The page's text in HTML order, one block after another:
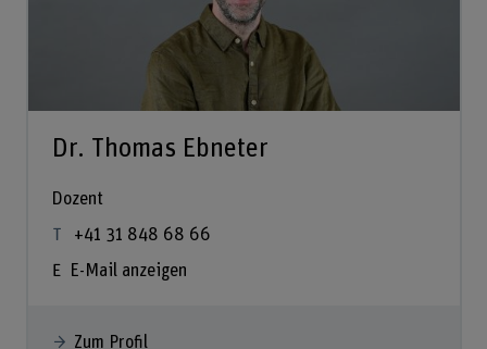
Dr. Thomas Ebneter
Dozent
+41 31 848 68 66
E-Mail anzeigen
Zum Profil